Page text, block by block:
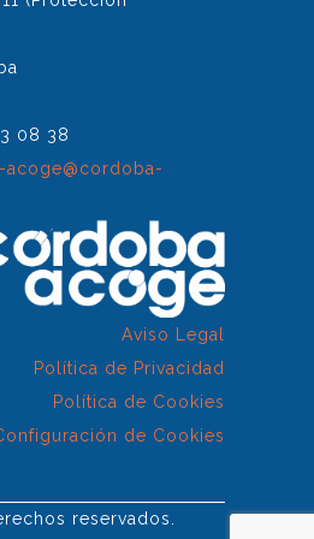
08 38
Aviso Legal
Política de Privacidad
Política de Cookies
de Cookies
reservados.